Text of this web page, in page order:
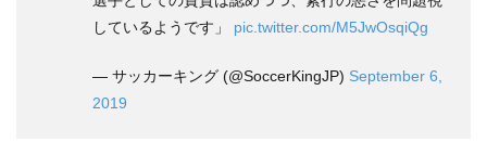
しているようです」 pic.twitter.com/M5JwOsqiQg
— サッカーキング (@SoccerKingJP) September 6,
2019